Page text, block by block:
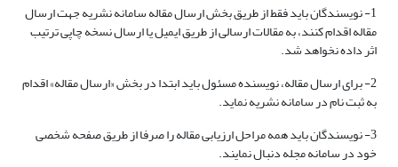
1- نویسندگان باید فقط از طریق بخش ارسال مقاله سامانه نشریه جهت ارسال
مقاله اقدام کنند، به مقالات ارسالی از طریق ایمیل یا ارسال نسخه چاپی ترتیب
اثر داده نخواهد شد.
2- برای ارسال مقاله، نویسنده مسئول باید ابتدا در بخش «ارسال مقاله» اقدام
به ثبت نام در سامانه نشریه نماید.
3- نویسندگان باید همه مراحل ارزیابی مقاله را صرفا از طریق صفحه شخصی
خود در سامانه مجله دنبال نمایند.